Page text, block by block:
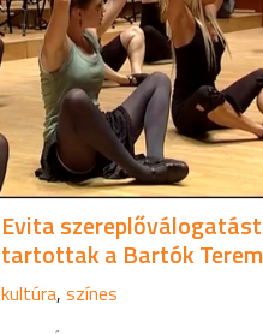
Evita szereplőválogatást
tartottak a Bartók
kultúra, színes